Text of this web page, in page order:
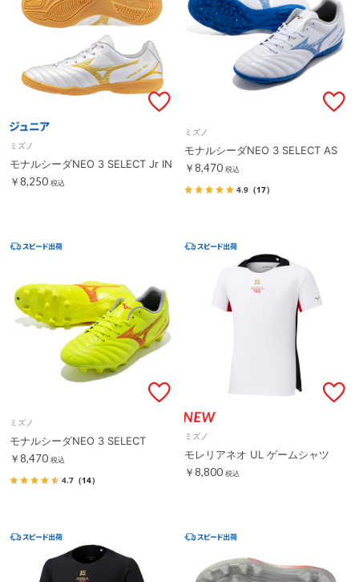
ミズノ
モナルシーダNEO 3 SELECT Jr IN
￥8,250 税込
ミズノ
モナルシーダNEO 3 SELECT AS
￥8,470 税込
4.9 （17）
ミズノ
モナルシーダNEO 3 SELECT
￥8,470 税込
4.7 （14）
ミズノ
モレリアネオ UL ゲームシャツ
￥8,800 税込